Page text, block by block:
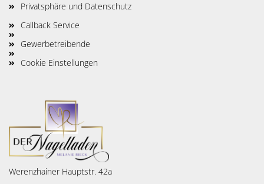
Privatsphäre und Datenschutz
Callback Service
Gewerbetreibende
Cookie Einstellungen
Werenzhainer Hauptstr. 42a